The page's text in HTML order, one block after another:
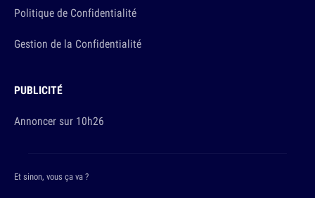
Politique de Confidentialité
Gestion de la Confidentialité
PUBLICITÉ
Annoncer sur 10h26
Et sinon, vous ça va ?